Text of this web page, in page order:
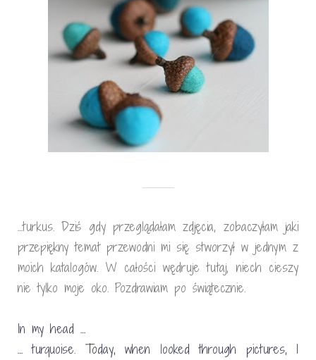
…turkus. Dziś gdy przeglądałam zdjęcia, zobaczyłam jaki
przepiękny temat przewodni mi się stworzył w jednym z
moich katalogów. W całości wędruje tutaj, niech cieszy
nie tylko moje oko. Pozdrawiam po świątecznie.
In my head …
… turquoise. Today, when looked through pictures, I